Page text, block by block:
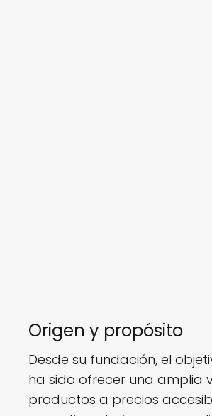
Origen y propósito
Desde su fundación, el
ha sido ofrecer una amplia
productos a precios